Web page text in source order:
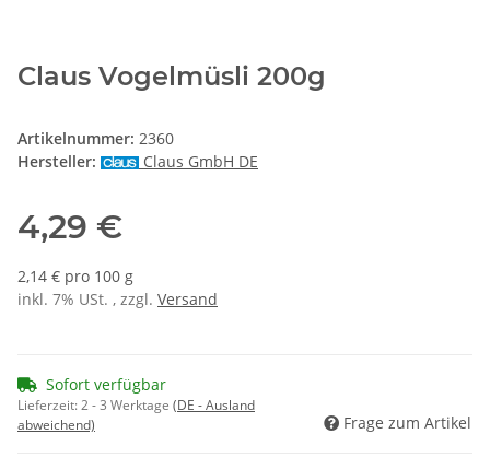
Claus Vogelmüsli 200g
Artikelnummer: 2360
Hersteller:
Claus GmbH DE
4,29 €
2,14 € pro 100 g
inkl. 7% USt. , zzgl. Versand
Sofort verfügbar
Lieferzeit:2 - 3 Werktage (DE - Ausland
abweichend)
Frage zum Artikel